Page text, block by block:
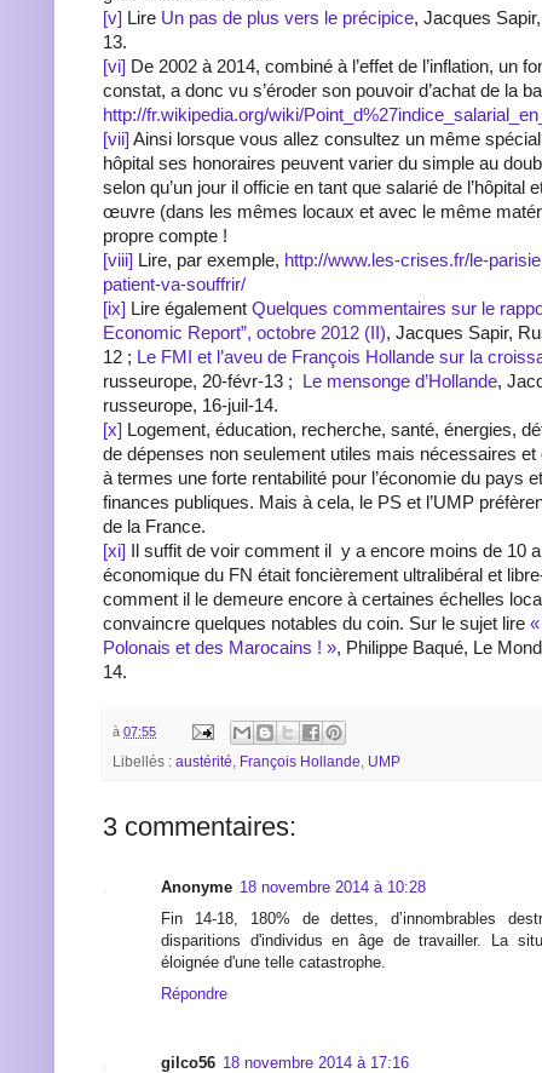
[v] Lire Un pas de plus vers le précipice, Jacques
13.
[vi] De 2002 à 2014, combiné à l’effet de l’inflation, un
constat, a donc vu s’éroder son pouvoir d’achat de la
http://fr.wikipedia.org/wiki/
[vii] Ainsi lorsque vous allez consultez un même
hôpital ses honoraires peuvent varier du simple au
selon qu’un jour il officie en tant que salarié de l’hôpital
œuvre (dans les mêmes locaux et avec le même
propre compte !
[viii] Lire, par exemple, http://www.les-crises.fr/le-
patient-va-souffrir/
[ix] Lire également Quelques commentaires sur le
Economic Report”, octobre 2012 (II), Jacques Sapir,
12 ; Le FMI et l’aveu de François Hollande sur la
russeurope, 20-févr-13 ;
Le mensonge d’Hollande,
russeurope, 16-juil-14.
[x] Logement, éducation, recherche, santé, énergies,
de dépenses non seulement utiles mais nécessaires et
à termes une forte rentabilité pour l’économie du pays
finances publiques. Mais à cela, le PS et l’UMP
de la France.
[xi] Il suffit de voir comment il y a encore moins de 10
économique du FN était foncièrement ultralibéral et
comment il le demeure encore à certaines échelles
convaincre quelques notables du coin. Sur le sujet lire
Polonais et des Marocains ! », Philippe Baqué, Le
14.
à 07:55
Libellés : austérité, François Hollande, UMP
3 commentaires:
Anonyme 18 novembre 2014 à 10:28
Fin 14-18, 180% de dettes, d’innombrables
disparitions d'individus en âge de travailler. La
éloignée d'une telle catastrophe.
Répondre
gilco56 18 novembre 2014 à 17:16